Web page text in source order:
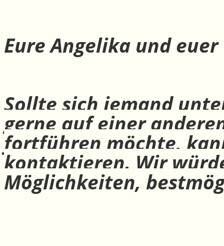
Eure Angelika und
Sollte sich jemand
gerne auf einer
fortführen möchte,
kontaktieren. Wir
Möglichkeiten,